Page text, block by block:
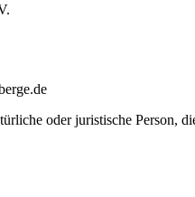
oder juristische Person,